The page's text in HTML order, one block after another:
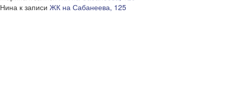
Нина к записи ЖК на Сабанеева, 125